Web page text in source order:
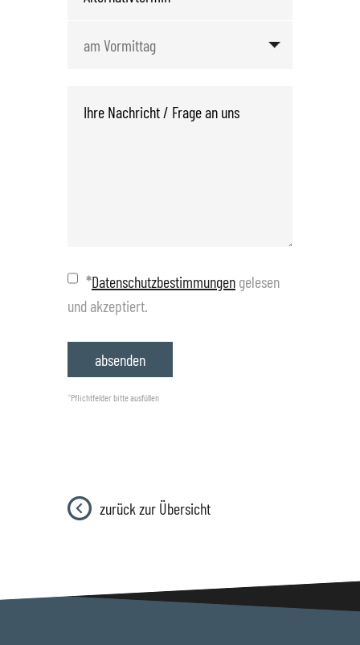
*Datenschutzbestimmungen gelesen
und akzeptiert.
*Pflichtfelder bitte ausfüllen
zurück zur Übersicht